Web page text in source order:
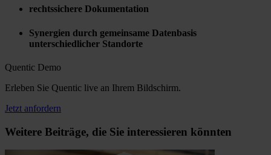
rechtssichere Dokumentation
Synergien durch gemeinsame Datenbasis
unterschiedlicher Standorte
Quentic Demo
Erleben Sie Quentic live an Ihrem Bildschirm.
Jetzt anfordern
Weitere Beiträge, die Sie interessieren könnten